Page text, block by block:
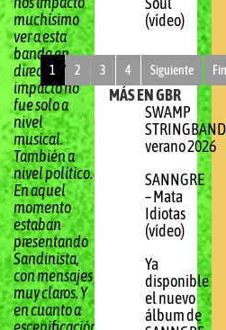
muchísimo
ver a esta
banda en
directo. Y el
impacto no
fue solo a
nivel
musical.
También a
nivel político.
En aquel
momento
estaban
presentando
Sandinista,
con mensajes
muy claros. Y
en cuanto a
Soul
(vídeo)
1 2 3 4 Siguiente
MÁS EN GBR
SWAMP
STRINGBAND
verano 2026
SANNGRE
– Mata
Idiotas
(vídeo)
Ya
disponible
el nuevo
álbum de